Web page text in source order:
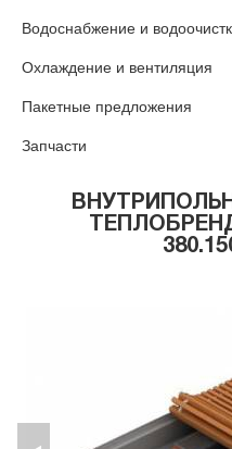
Водоснабжение и
Охлаждение и вентиляция
Пакетные предложения
Запчасти